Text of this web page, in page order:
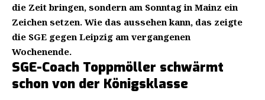
die Zeit bringen, sondern am Sonntag in Mainz ein
Zeichen setzen. Wie das aussehen kann, das zeigte
die SGE gegen Leipzig am vergangenen
Wochenende.
SGE-Coach Toppmöller schwärmt
schon von der Königsklasse